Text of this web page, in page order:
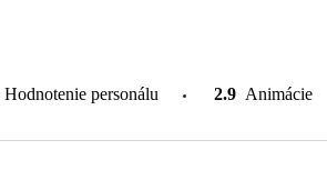
Hodnotenie personálu 2.9 Animácie